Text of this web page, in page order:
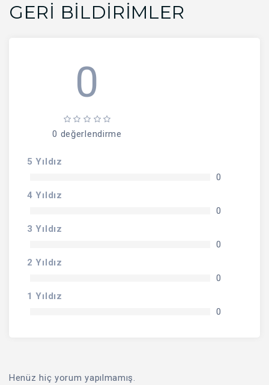
GERI BILDIRIMLER
0
0 değerlendirme
5 Yıldız
0
4 Yıldız
0
3 Yıldız
0
2 Yıldız
0
1 Yıldız
0
Henüz hiç yorum yapılmamış.